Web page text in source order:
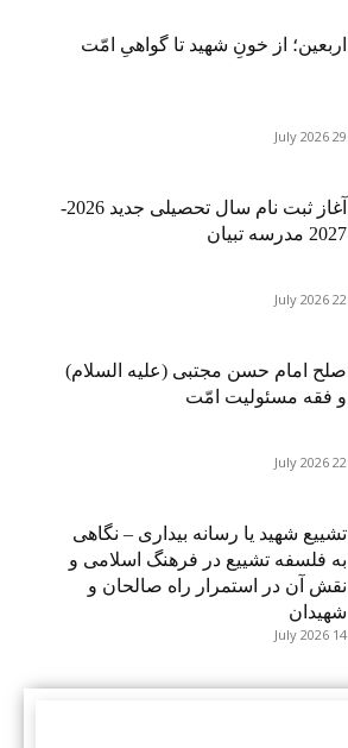
اربعین؛ از خونِ شهید تا گواهیِ امّت
29 July 2026
آغاز ثبت نام سال تحصیلی جدید 2026-
2027 مدرسه تبیان
22 July 2026
صلح امام حسن مجتبی (علیه السلام)
و فقه مسئولیت امّت
22 July 2026
تشییع شهید یا رسانه بیداری – نگاهی
به فلسفه تشییع در فرهنگ اسلامی و
نقش آن در استمرار راه صالحان و
شهیدان
14 July 2026